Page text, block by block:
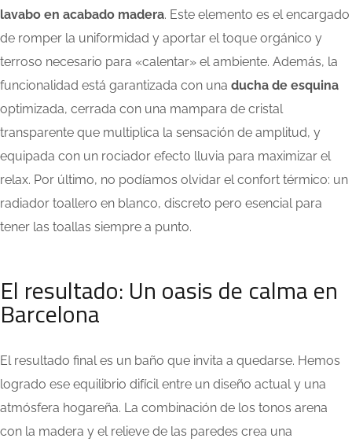
lavabo en acabado madera. Este elemento es el encargado
de romper la uniformidad y aportar el toque orgánico y
terroso necesario para «calentar» el ambiente. Además, la
funcionalidad está garantizada con una ducha de esquina
optimizada, cerrada con una mampara de cristal
transparente que multiplica la sensación de amplitud, y
equipada con un rociador efecto lluvia para maximizar el
relax. Por último, no podíamos olvidar el confort térmico: un
radiador toallero en blanco, discreto pero esencial para
tener las toallas siempre a punto.
El resultado: Un oasis de calma en
Barcelona
El resultado final es un baño que invita a quedarse. Hemos
logrado ese equilibrio difícil entre un diseño actual y una
atmósfera hogareña. La combinación de los tonos arena
con la madera y el relieve de las paredes crea una